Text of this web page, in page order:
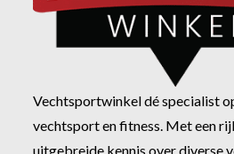
Vechtsportwinkel dé specialist
vechtsport en fitness. Met een
uitgebreide kennis over diverse